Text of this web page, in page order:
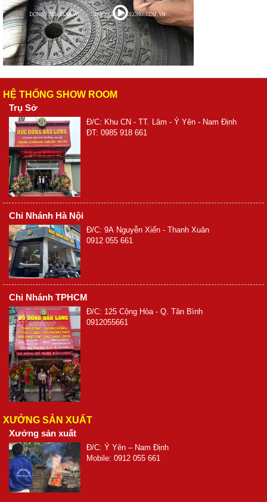
HỆ THỐNG SHOW ROOM
Trụ Sở
Đ/C: Khu CN - TT. Lâm - Ý Yên - Nam Định
ĐT: 0985 918 661
Chi Nhánh Hà Nội
Đ/C: 9A Nguyễn Xiển - Thanh Xuân
0912 055 661
Chi Nhánh TPHCM
Đ/C: 125 Cộng Hòa - Q. Tân Bình
0912055661
XƯỞNG SẢN XUẤT
Xưởng sản xuất
Đ/C: Ý Yên – Nam Định
Mobile: 0912 055 661